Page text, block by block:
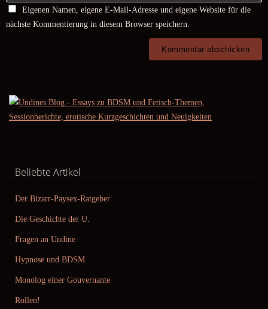
Eigenen Namen, eigene E-Mail-Adresse und eigene Website für die
nächste Kommentierung in diesem Browser speichern.
Beliebte Artikel
Der Bizarr-Paysex-Ratgeber
Die Geschichte der U.
Fragen an Undine
Hypnose und BDSM
Monolog einer Gouvernante
Rollen!